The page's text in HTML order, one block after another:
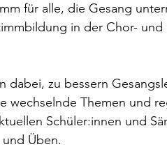
für alle, die Gesang
in der Chor- und
zu bessern
wechselnde Themen und
Schüler:innen und
Üben.